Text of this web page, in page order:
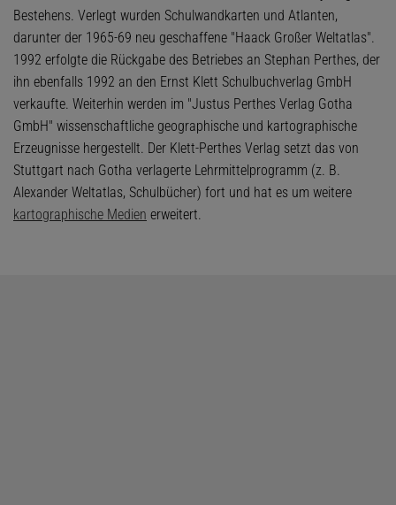
Bestehens. Verlegt wurden Schulwandkarten und Atlanten,
darunter der 1965-69 neu geschaffene "Haack Großer Weltatlas".
1992 erfolgte die Rückgabe des Betriebes an Stephan Perthes, der
ihn ebenfalls 1992 an den Ernst Klett Schulbuchverlag GmbH
verkaufte. Weiterhin werden im "Justus Perthes Verlag Gotha
GmbH" wissenschaftliche geographische und kartographische
Erzeugnisse hergestellt. Der Klett-Perthes Verlag setzt das von
Stuttgart nach Gotha verlagerte Lehrmittelprogramm (z. B.
Alexander Weltatlas, Schulbücher) fort und hat es um weitere
kartographische Medien erweitert.